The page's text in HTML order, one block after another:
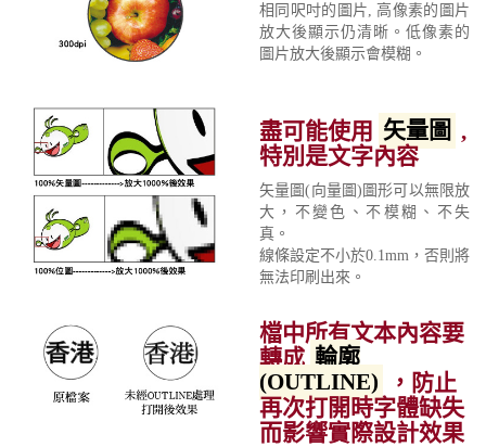
相同呎吋的圖片, 高像素的圖片
放大後顯示仍清晰。低像素的
圖片放大後顯示會模糊。
盡可能使用 矢量圖 ,
特別是文字內容
矢量圖(向量圖)圖形可以無限放
大，不變色、不模糊、不失
真。
線條設定不小於0.1mm，否則將
無法印刷出來。
檔中所有文本內容要
轉成 輪廓
(OUTLINE)
，防止
再次打開時字體缺失
而影響實際設計效果